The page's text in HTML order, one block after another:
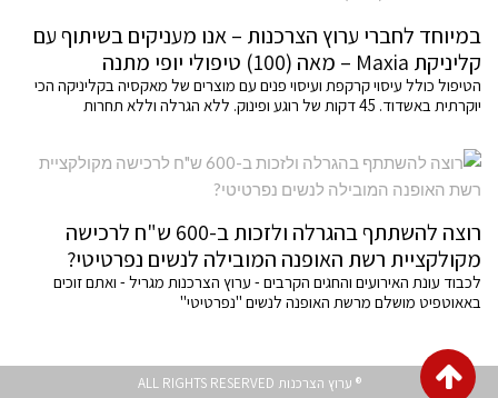
במיוחד לחברי ערוץ הצרכנות – אנו מעניקים בשיתוף עם
קליניקת Maxia – מאה (100) טיפולי יופי מתנה
הטיפול כולל עיסוי קרקפת ועיסוי פנים עם מוצרים של מאקסיה בקליניקה הכי
יוקרתית באשדוד. 45 דקות של רוגע ופינוק. ללא הגרלה וללא תחרות
רוצה להשתתף בהגרלה ולזכות ב-600 ש"ח לרכישה
מקולקציית רשת האופנה המובילה לנשים נפרטיטי?
לכבוד עונת האירועים והחגים הקרבים - ערוץ הצרכנות מגריל - ואתם זוכים
באאוטפיט מושלם מרשת האופנה לנשים "נפרטיטי"
® ערוץ הצרכנות ALL RIGHTS RESERVED גלילה